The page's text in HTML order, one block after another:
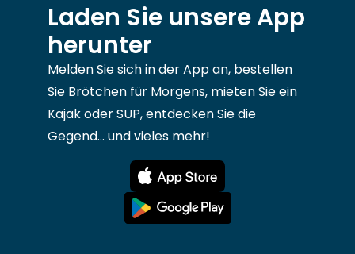
Laden Sie unsere App
herunter
Melden Sie sich in der App an, bestellen
Sie Brötchen für Morgens, mieten Sie ein
Kajak oder SUP, entdecken Sie die
Gegend... und vieles mehr!